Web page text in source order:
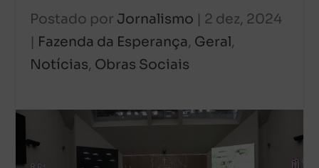
Postado por Jornalismo | 2 dez, 2024
| Fazenda da Esperança, Geral,
Notícias, Obras Sociais